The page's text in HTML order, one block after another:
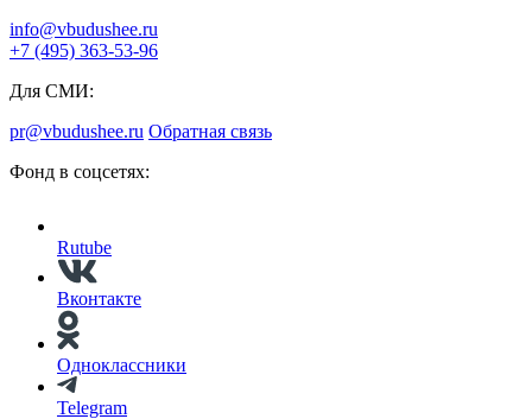
info@vbudushee.ru
+7 (495) 363-53-96
Для СМИ:
pr@vbudushee.ru Обратная связь
Фонд в соцсетях:
Rutube
Вконтакте
Одноклассники
Telegram